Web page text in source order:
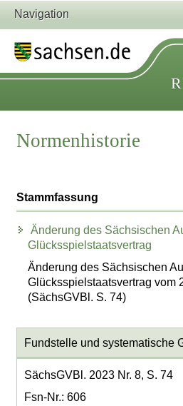
Navigation
Normenhistorie
Stammfassung
Änderung des Sächsischen
Glücksspielstaatsvertrag
Änderung des Sächsischen
Glücksspielstaatsvertrag vom
(SächsGVBl. S. 74)
Fundstelle und systematische
SächsGVBl. 2023 Nr. 8, S. 74
Fsn-Nr.: 606